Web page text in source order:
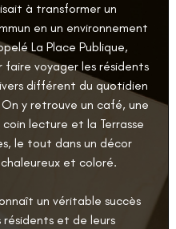
à transformer un
en un environnement
La Place Publique,
faire voyager les résidents
différent du quotidien
y retrouve un café, une
lecture et la Terrasse
le tout dans un décor
et coloré.
un véritable succès
résidents et de leurs